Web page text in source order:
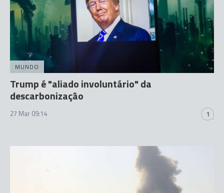
MUNDO
Trump é "aliado involuntário" da
descarbonização
27 Mar 09:14 1